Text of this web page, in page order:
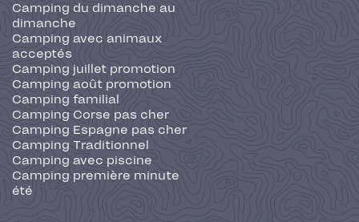
Camping du dimanche au
dimanche
Camping avec animaux
acceptés
Camping juillet promotion
Camping août promotion
Camping familial
Camping Corse pas cher
Camping Espagne pas cher
Camping Traditionnel
Camping avec piscine
Camping première minute
été